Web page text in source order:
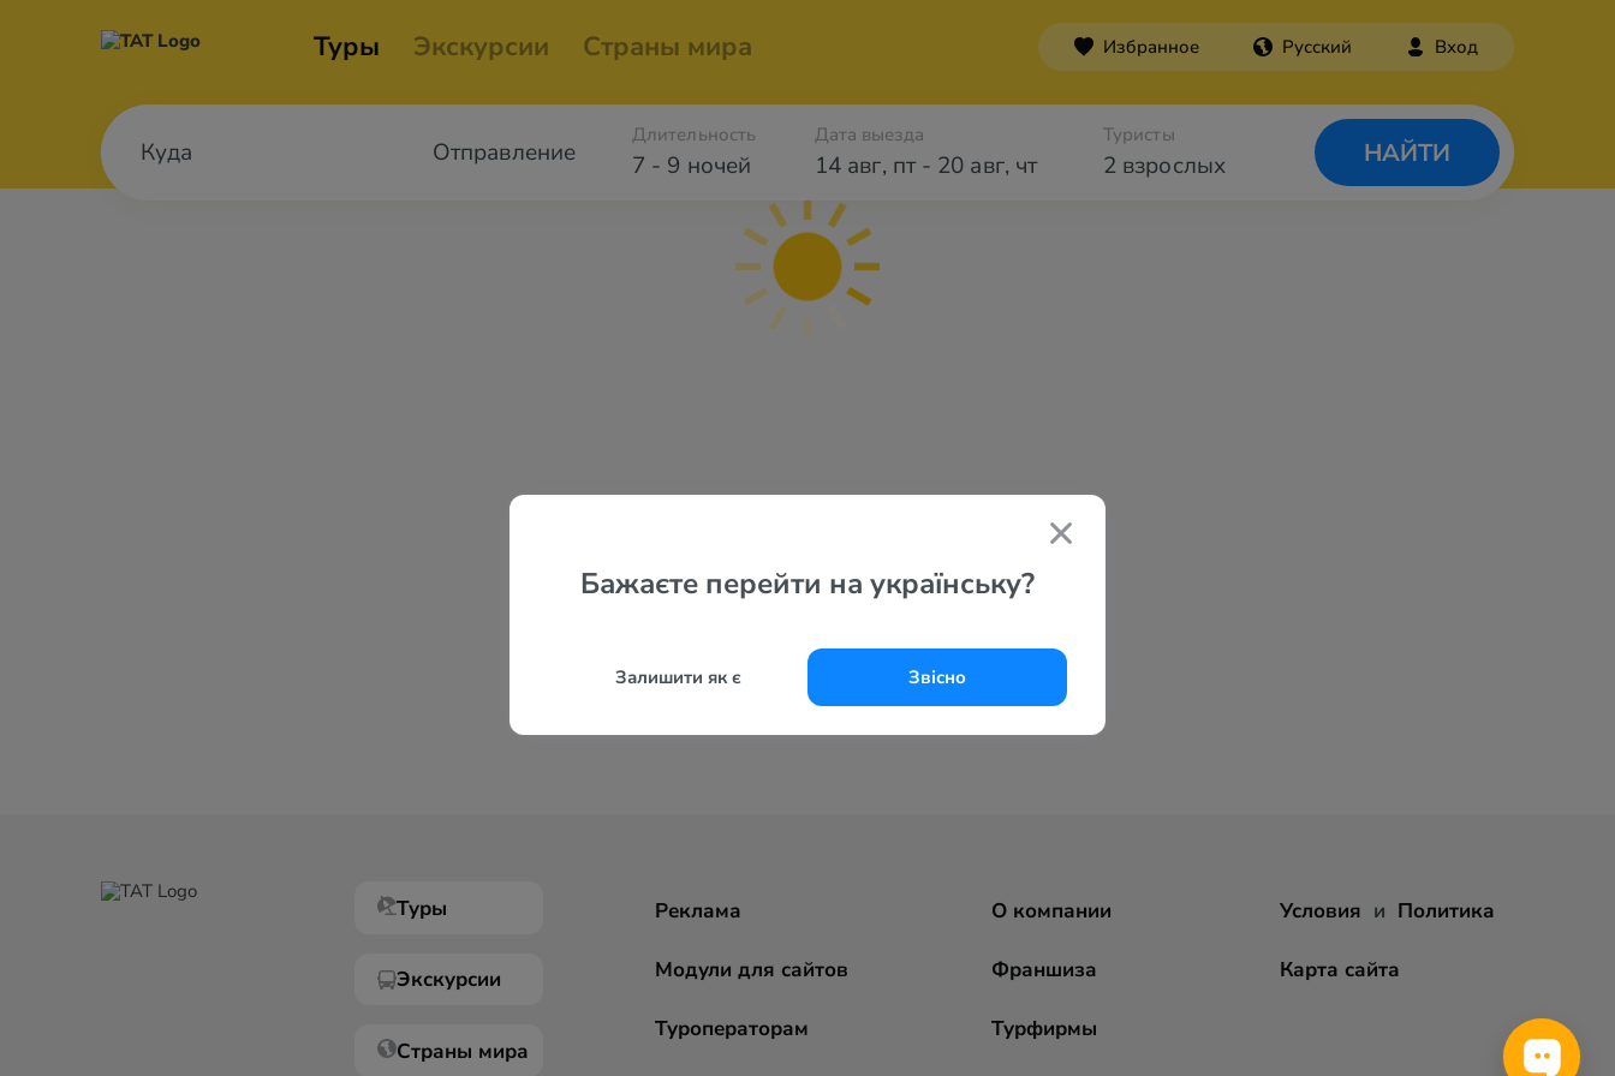
Туры Экскурсии Страны мира Избранное Русский Вход
Отправление 7 - 9 ночей
Длительность Дата выезда
14 авг, пт- 20 авг, чт 2 взрослых
Туристы
НАЙТИ
Бажаєте перейти на українську?
Залишити як є Звісно
Туры
Экскурсии
Страны мира
Реклама
Модули для сайтов
Туроператорам
О компании
Франшиза
Турфирмы
Условия и Политика
Карта сайта